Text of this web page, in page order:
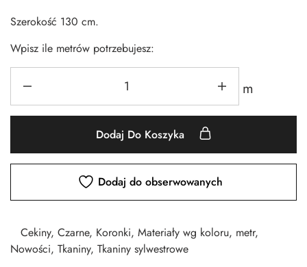
Szerokość 130 cm.
Wpisz ile metrów potrzebujesz:
m
Dodaj Do Koszyka
Dodaj do obserwowanych
Cekiny, Czarne, Koronki, Materiały wg koloru, metr,
Nowości, Tkaniny, Tkaniny sylwestrowe